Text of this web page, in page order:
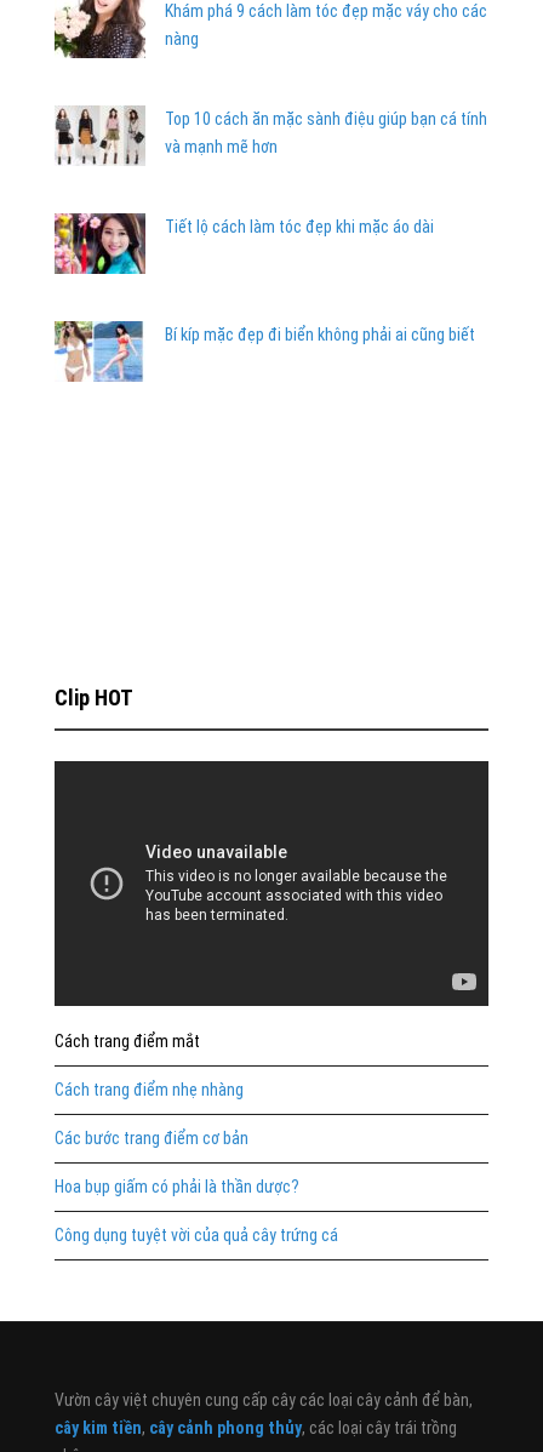
Khám phá 9 cách làm tóc đẹp mặc váy cho các
nàng
Top 10 cách ăn mặc sành điệu giúp bạn cá tính
và mạnh mẽ hơn
Tiết lộ cách làm tóc đẹp khi mặc áo dài
Bí kíp mặc đẹp đi biển không phải ai cũng biết
Clip HOT
Cách trang điểm mắt
Cách trang điểm nhẹ nhàng
Các bước trang điểm cơ bản
Hoa bụp giấm có phải là thần dược?
Công dụng tuyệt vời của quả cây trứng cá
Vườn cây việt chuyên cung cấp cây các loại cây cảnh để bàn,
cây kim tiền, cây cảnh phong thủy, các loại cây trái trồng